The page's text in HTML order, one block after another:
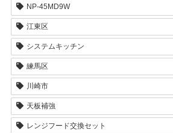
NP-45MD9W
江東区
システムキッチン
練馬区
川崎市
天板補強
レンジフード交換セット